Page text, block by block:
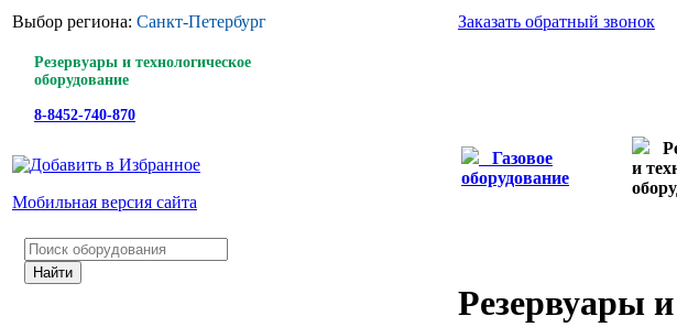
Выбор региона: Санкт-Петербург
Резервуары и технологическое
оборудование
8-8452-740-870
Мобильная версия сайта
Заказать обратный звонок
Газовое
оборудование
и
Резервуары и